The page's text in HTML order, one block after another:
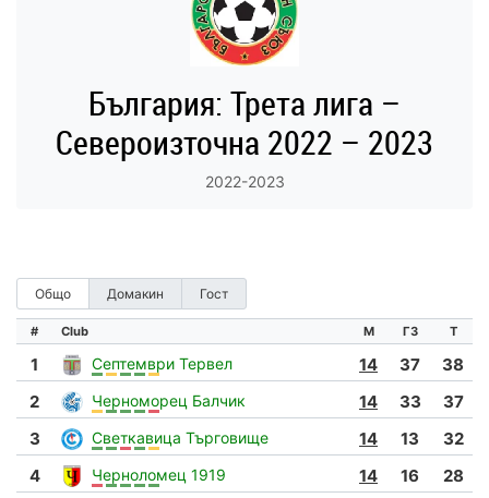
България: Трета лига –
Североизточна 2022 – 2023
2022-2023
Общо Домакин Гост
# Club М ГЗ Т
1 Септември Тервел 14 37
38
2
Черноморец Балчик 14 33
37
3
Светкавица Търговище 14 13
32
4
Черноломец 1919 14 16
28